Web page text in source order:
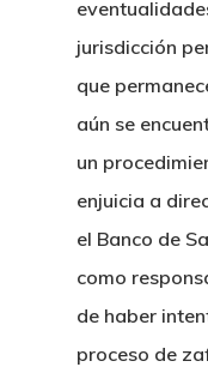
jurisdicción
que
aún se
un
enjuicia a
el Banco de
como
de haber
proceso de